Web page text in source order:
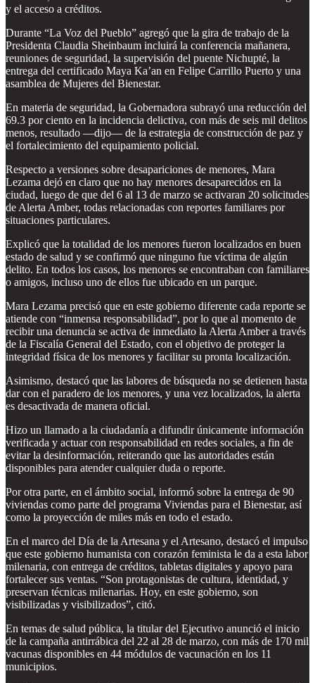
y el acceso a créditos.
Durante “La Voz del Pueblo” agregó que la gira de trabajo de la
Presidenta Claudia Sheinbaum incluirá la conferencia mañanera,
reuniones de seguridad, la supervisión del puente Nichupté, la
entrega del certificado Maya Ka’an en Felipe Carrillo Puerto y una
asamblea de Mujeres del Bienestar.
En materia de seguridad, la Gobernadora subrayó una reducción del
69.3 por ciento en la incidencia delictiva, con más de seis mil delitos
menos, resultado —dijo— de la estrategia de construcción de paz y
el fortalecimiento del equipamiento policial.
Respecto a versiones sobre desapariciones de menores, Mara
Lezama dejó en claro que no hay menores desaparecidos en la
ciudad, luego de que del 6 al 13 de marzo se activaran 20 solicitudes
de Alerta Amber, todas relacionadas con reportes familiares por
situaciones particulares.
Explicó que la totalidad de los menores fueron localizados en buen
estado de salud y se confirmó que ninguno fue víctima de algún
delito. En todos los casos, los menores se encontraban con familiares
o amigos, incluso uno de ellos fue ubicado en un parque.
Mara Lezama precisó que en este gobierno diferente cada reporte se
atiende con “inmensa responsabilidad”, por lo que al momento de
recibir una denuncia se activa de inmediato la Alerta Amber a través
de la Fiscalía General del Estado, con el objetivo de proteger la
integridad física de los menores y facilitar su pronta localización.
Asimismo, destacó que las labores de búsqueda no se detienen hasta
dar con el paradero de los menores, y una vez localizados, la alerta
es desactivada de manera oficial.
Hizo un llamado a la ciudadanía a difundir únicamente información
verificada y actuar con responsabilidad en redes sociales, a fin de
evitar la desinformación, reiterando que las autoridades están
disponibles para atender cualquier duda o reporte.
Por otra parte, en el ámbito social, informó sobre la entrega de 90
viviendas como parte del programa Viviendas para el Bienestar, así
como la proyección de miles más en todo el estado.
En el marco del Día de la Artesana y el Artesano, destacó el impulso
que este gobierno humanista con corazón feminista le da a esta labor
milenaria, con entrega de créditos, tabletas digitales y apoyo para
fortalecer sus ventas. “Son protagonistas de cultura, identidad, y
preservan técnicas milenarias. Hoy, en este gobierno, son
visibilizadas y visibilizados”, citó.
En temas de salud pública, la titular del Ejecutivo anunció el inicio
de la campaña antirrábica del 22 al 28 de marzo, con más de 170 mil
vacunas disponibles en 44 módulos de vacunación en los 11
municipios.